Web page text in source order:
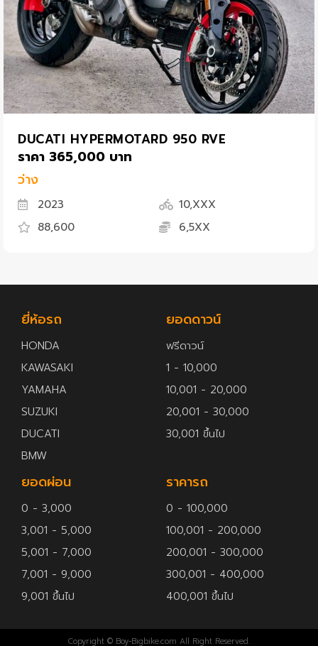
DUCATI HYPERMOTARD 950 RVE
ราคา 365,000 บาท
ว่าง
2023
10,XXX
88,600
6,5XX
ยี่ห้อรถ
HONDA
KAWASAKI
YAMAHA
SUZUKI
DUCATI
BMW
ยอดดาวน์
ฟรีดาวน์
1 - 10,000
10,001 - 20,000
20,001 - 30,000
30,001 ขึ้นไป
ยอดผ่อน
0 - 3,000
3,001 - 5,000
5,001 - 7,000
7,001 - 9,000
9,001 ขึ้นไป
ราคารถ
0 - 100,000
100,001 - 200,000
200,001 - 300,000
300,001 - 400,000
400,001 ขึ้นไป
Copyright © Boy-Bigbike.com All Right Reserved.